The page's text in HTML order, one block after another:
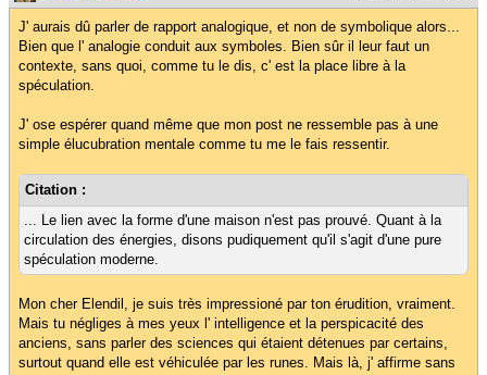
J' aurais dû parler de rapport analogique, et non de symbolique alors...
Bien que l' analogie conduit aux symboles. Bien sûr il leur faut un
contexte, sans quoi, comme tu le dis, c' est la place libre à la
spéculation.
J' ose espérer quand même que mon post ne ressemble pas à une
simple élucubration mentale comme tu me le fais ressentir.
Citation :
... Le lien avec la forme d'une maison n'est pas prouvé. Quant à la
circulation des énergies, disons pudiquement qu'il s'agit d'une pure
spéculation moderne.
Mon cher Elendil, je suis très impressioné par ton érudition, vraiment.
Mais tu négliges à mes yeux l' intelligence et la perspicacité des
anciens, sans parler des sciences qui étaient détenues par certains,
surtout quand elle est véhiculée par les runes. Mais là, j' affirme sans